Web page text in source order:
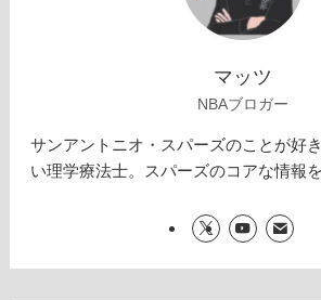
マッツ
NBAブロガー
サンアントニオ・スパーズのことが好
い理学療法士。スパーズのコアな情報を